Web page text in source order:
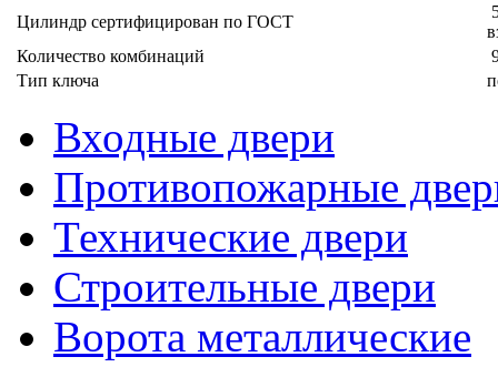
Цилиндр сертифицирован по ГОСТ
Количество комбинаций
Тип ключа
Входные двери
Противопожарные
Технические двери
Строительные двери
Ворота металлические